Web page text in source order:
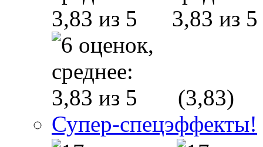
(3,83)
Супер-спецэффекты!